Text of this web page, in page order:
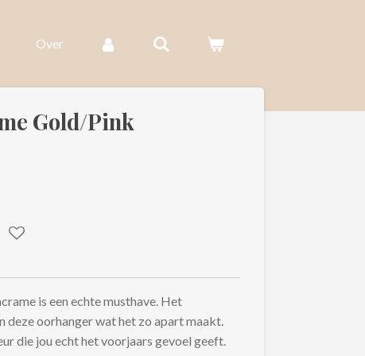
Over
Gold/Pink
is een echte musthave. Het
deze oorhanger wat het zo apart maakt.
die jou echt het voorjaars gevoel geeft.